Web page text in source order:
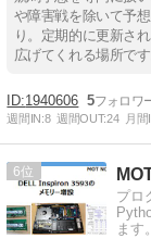
や障害戦を除いて予
り。定期的に更新さ
広げてくれる場所です
1940606 5
週間IN:8 週間OUT:24 月間
6
プロ
ます。